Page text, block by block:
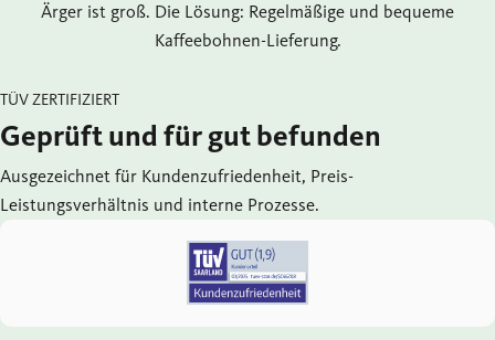
Ärger ist groß. Die Lösung: Regelmäßige und bequeme
Kaffeebohnen-Lieferung.
TÜV ZERTIFIZIERT
Geprüft und für gut befunden
Ausgezeichnet für Kundenzufriedenheit, Preis-
Leistungsverhältnis und interne Prozesse.